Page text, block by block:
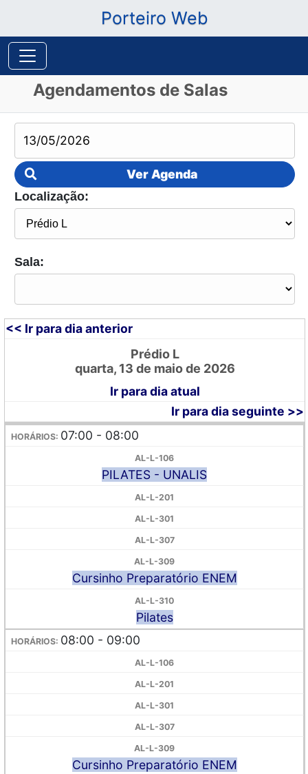
Porteiro Web
Agendamentos de Salas
Ver Agenda
Localização:
Sala:
<< Ir para dia anterior
Prédio L
quarta, 13 de maio de 2026
Ir para dia atual
Ir para dia seguinte >>
07:00 - 08:00
PILATES - UNALIS
Cursinho Preparatório ENEM
Pilates
08:00 - 09:00
Cursinho Preparatório ENEM